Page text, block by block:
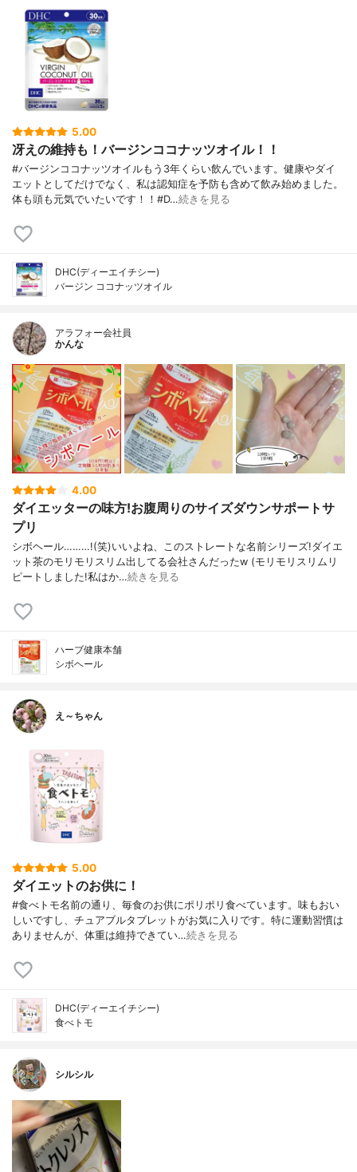
5.00
冴えの維持も！バージンココナッツオイル！！
#バージンココナッツオイルもう3年くらい飲んでいます。健康やダイ
エットとしてだけでなく、私は認知症を予防も含めて飲み始めました。
体も頭も元気でいたいです！！#D…続きを見る
DHC(ディーエイチシー)
バージン ココナッツオイル
アラフォー会社員
かんな
4.00
ダイエッターの味方!お腹周りのサイズダウンサポートサ
プリ
シボヘール………!(笑)いいよね、このストレートな名前シリーズ!ダイエ
ット茶のモリモリスリム出してる会社さんだったw (モリモリスリムリ
ピートしました!私はか…続きを見る
ハーブ健康本舗
シボヘール
え～ちゃん
5.00
ダイエットのお供に！
#食べトモ名前の通り、毎食のお供にポリポリ食べています。味もおい
しいですし、チュアブルタブレットがお気に入りです。特に運動習慣は
ありませんが、体重は維持できてい…続きを見る
DHC(ディーエイチシー)
食べトモ
シルシル